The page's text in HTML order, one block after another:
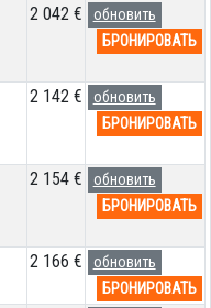
2 042 €
обновить
БРОНИРОВАТЬ
2 142 €
обновить
БРОНИРОВАТЬ
2 154 €
обновить
БРОНИРОВАТЬ
2 166 €
обновить
БРОНИРОВАТЬ